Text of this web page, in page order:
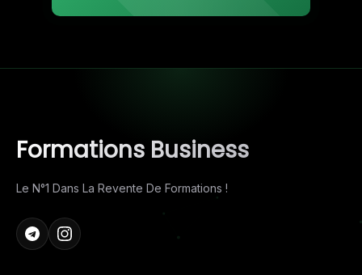
Formations Business
Le N°1 Dans La Revente De Formations !